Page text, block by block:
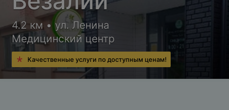
4.2 км • ул. Ленина
Медицинский центр
Качественные услуги по доступным ценам!